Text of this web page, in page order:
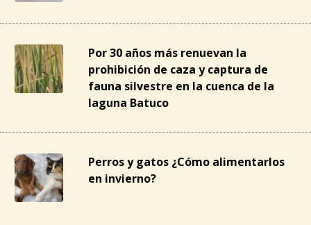
Por 30 años más renuevan la
prohibición de caza y captura de
fauna silvestre en la cuenca de la
laguna Batuco
Perros y gatos ¿Cómo alimentarlos
en invierno?